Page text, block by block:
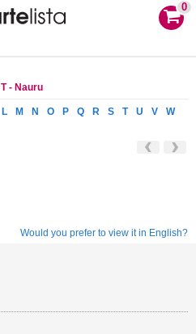
0
T - Nauru
L M N O P Q R S T U V
W
Would you prefer to view it in English?